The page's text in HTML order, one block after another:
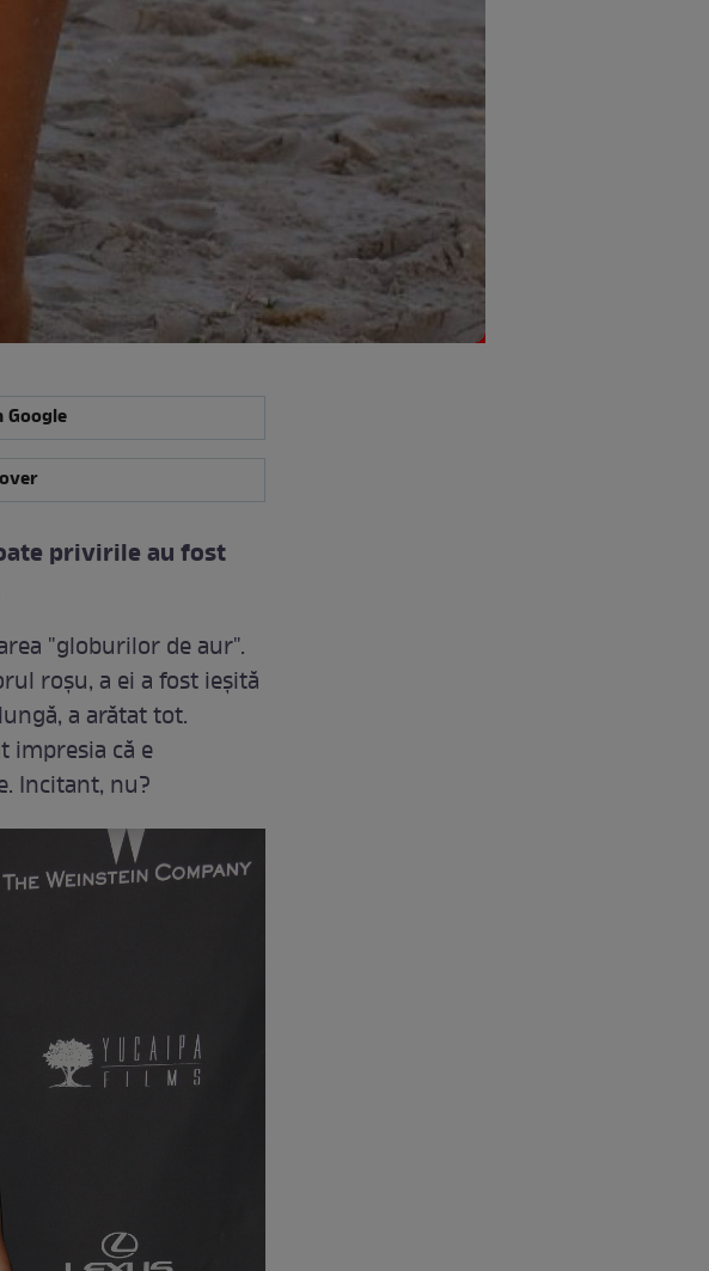
privirile au fost
"globurilor de aur".
roşu, a ei a fost ieşită
a arătat tot.
impresia că e
Incitant, nu?